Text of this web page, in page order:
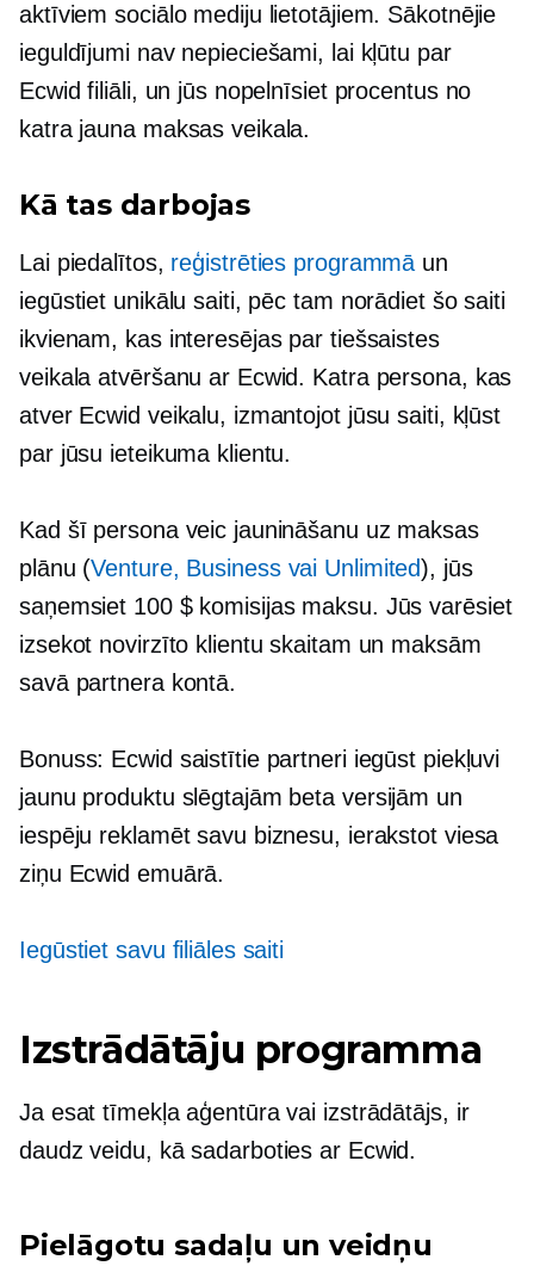
aktīviem sociālo mediju lietotājiem. Sākotnējie
ieguldījumi nav nepieciešami, lai kļūtu par
Ecwid filiāli, un jūs nopelnīsiet procentus no
katra jauna maksas veikala.
Kā tas darbojas
Lai piedalītos, reģistrēties programmā un
iegūstiet unikālu saiti, pēc tam norādiet šo saiti
ikvienam, kas interesējas par tiešsaistes
veikala atvēršanu ar Ecwid. Katra persona, kas
atver Ecwid veikalu, izmantojot jūsu saiti, kļūst
par jūsu ieteikuma klientu.
Kad šī persona veic jaunināšanu uz maksas
plānu (Venture, Business vai Unlimited), jūs
saņemsiet 100 $ komisijas maksu. Jūs varēsiet
izsekot novirzīto klientu skaitam un maksām
savā partnera kontā.
Bonuss: Ecwid saistītie partneri iegūst piekļuvi
jaunu produktu slēgtajām beta versijām un
iespēju reklamēt savu biznesu, ierakstot viesa
ziņu Ecwid emuārā.
Iegūstiet savu filiāles saiti
Izstrādātāju programma
Ja esat tīmekļa aģentūra vai izstrādātājs, ir
daudz veidu, kā sadarboties ar Ecwid.
Pielāgotu sadaļu un veidņu